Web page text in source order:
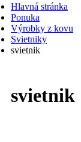
Hlavná stránka
Ponuka
Výrobky z kovu
Svietniky
svietnik
svietnik